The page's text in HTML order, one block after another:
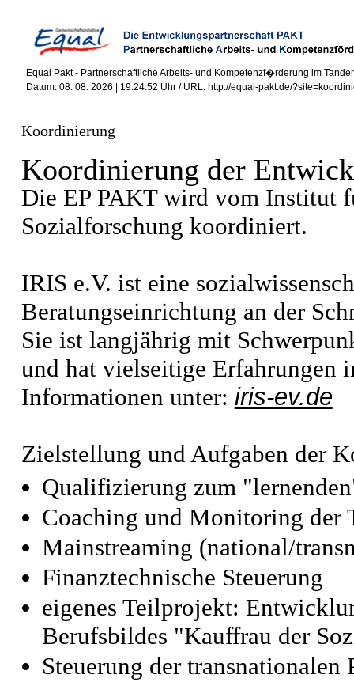
Equal Pakt - Partnerschaftliche Arbeits- und Kompetenzf�rderung im
Datum: 08. 08. 2026 | 19:24:52 Uhr / URL: http://equal-pakt.de/
Koordinierung
Koordinierung der
Die EP PAKT wird vom Institut
Sozialforschung koordiniert.
IRIS e.V. ist eine
Beratungseinrichtung an der
Sie ist langjährig mit
und hat vielseitige Erfahrungen
Informationen unter: iris-ev.de
Zielstellung und Aufgaben der
Qualifizierung zum
Coaching und Monitoring der
Mainstreaming (national/
Finanztechnische Steuerung
eigenes Teilprojekt:
Berufsbildes "Kauffrau der
Steuerung der transnationalen